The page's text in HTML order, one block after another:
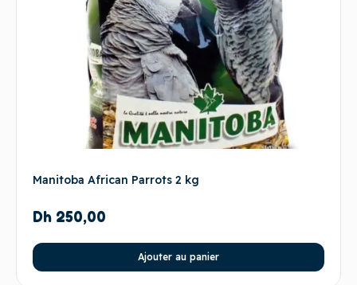
Manitoba African Parrots 2 kg
Dh 250,00
Ajouter au panier